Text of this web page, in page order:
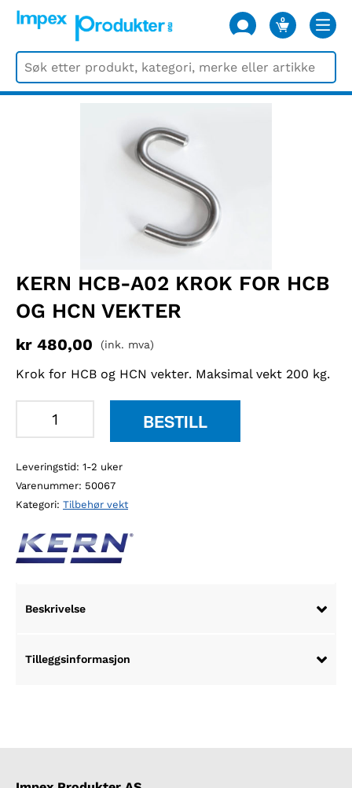
0
VARER
KERN HCB-A02 KROK FOR HCB
OG HCN VEKTER
kr 480,00 (ink. mva)
Krok for HCB og HCN vekter. Maksimal vekt 200 kg.
krok
for
HCB
og
HCN
BESTILL
Leveringstid: 1-2 uker
Varenummer: 50067
Kategori: Tilbehør vekt
Beskrivelse
Tilleggsinformasjon